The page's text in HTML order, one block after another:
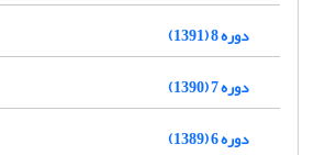
دوره 8 (1391)
دوره 7 (1390)
دوره 6 (1389)